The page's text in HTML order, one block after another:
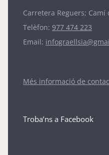
Carretera Reguers; Camí
Telèfon: 977 474 223
Email:
Més informació de
Troba’ns a Facebook